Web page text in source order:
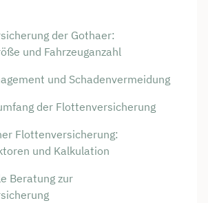
der Gothaer:
und Fahrzeuganzahl
und Schadenvermeidung
der Flottenversicherung
Flottenversicherung:
und Kalkulation
Beratung zur